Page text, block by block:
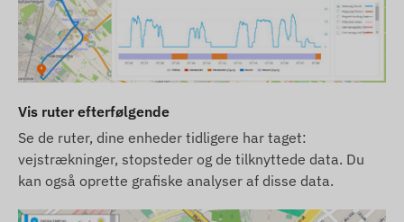
billeder. Vi forbeholder os retten til
producentændringer vedrørende eventuelle
uoverensstemmelser.
Vis ruter efterfølgende
Se de ruter, dine enheder tidligere har taget:
vejstrækninger, stopsteder og de tilknyttede data. Du
kan også oprette grafiske analyser af disse data.